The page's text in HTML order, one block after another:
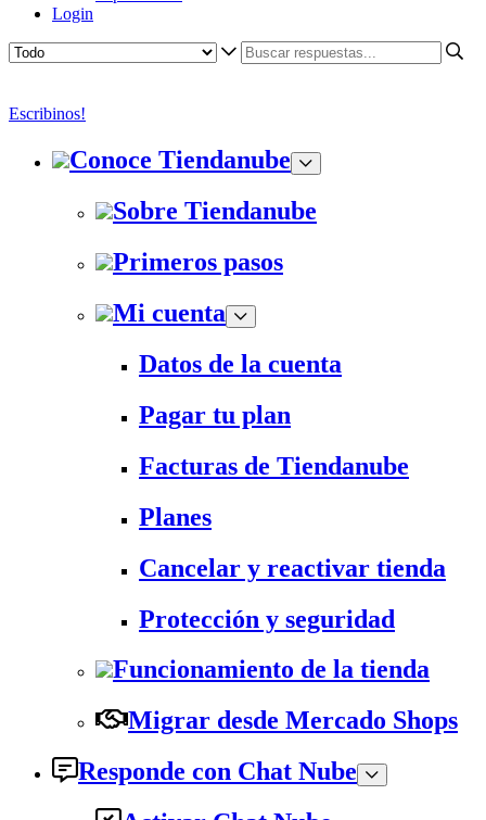
Login
Escribinos!
Conoce Tiendanube
Sobre Tiendanube
Primeros pasos
Mi cuenta
Datos de la cuenta
Pagar tu plan
Facturas de Tiendanube
Planes
Cancelar y reactivar tienda
Protección y seguridad
Funcionamiento de la tienda
Migrar desde Mercado Shops
Responde con Chat Nube